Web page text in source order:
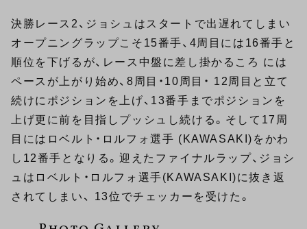
決勝レース2、ジョシュはスタートで出遅れてしまい
オープニングラップこそ15番手、4周目には16番手と
順位を下げるが、レース中盤に差し掛かるころ には
ペースが上がり始め、8周目・10周目・ 12周目と立て
続けにポジションを上げ、13番手までポジションを
上げ更に前を目指しプッシュし続ける。そして17周
目にはロベルト・ロルフォ選手 (KAWASAKI)をかわ
し12番手となりる。迎えたファイナルラップ、ジョシ
ュはロベルト・ロルフォ選手(KAWASAKI)に抜き返
されてしまい、 13位でチェッカーを受けた。